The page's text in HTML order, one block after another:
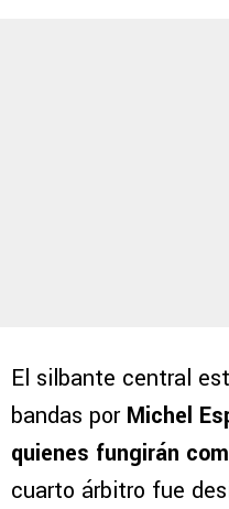
El silbante central
bandas por Michel
quienes fungirán
cuarto árbitro fue